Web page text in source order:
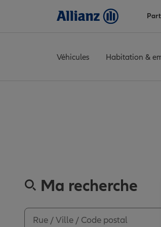
Véhicules Habitation &
Ma recherche